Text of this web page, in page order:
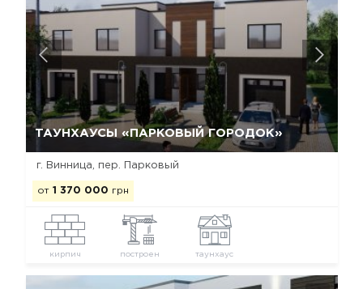
ТАУНХАУСЫ «ПАРКОВЫЙ ГОРОДОК»
г. Винница, пер. Парковый
от 1 370 000 грн
кирпич построен таунхаус
Да, удалить Отмена